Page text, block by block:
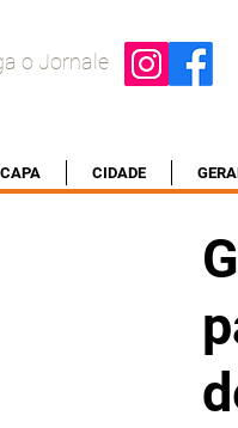
o Jornale
CAPA CIDADE